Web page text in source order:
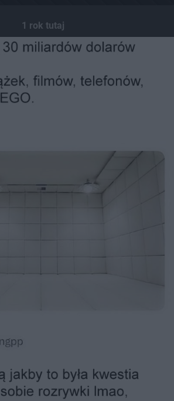
1 rok tutaj